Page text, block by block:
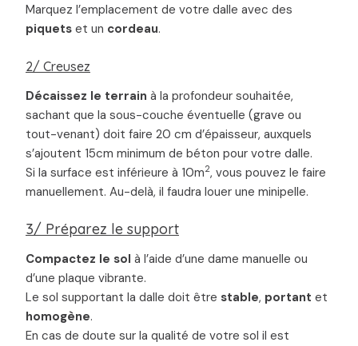
Marquez l’emplacement de votre dalle avec des
piquets et un cordeau.
2/ Creusez
Décaissez le terrain à la profondeur souhaitée,
sachant que la sous-couche éventuelle (grave ou
tout-venant) doit faire 20 cm d’épaisseur, auxquels
s’ajoutent 15cm minimum de béton pour votre dalle.
Si la surface est inférieure à 10m2, vous pouvez le faire
manuellement. Au-delà, il faudra louer une minipelle.
3/ Préparez le support
Compactez le sol à l’aide d’une dame manuelle ou
d’une plaque vibrante.
Le sol supportant la dalle doit être stable, portant et
homogène.
En cas de doute sur la qualité de votre sol il est